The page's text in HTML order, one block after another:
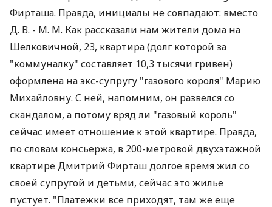
Фирташа. Правда, инициалы не совпадают: вместо
Д. В. - М. М. Как рассказали нам жители дома на
Шелковичной, 23, квартира (долг которой за
"коммуналку" составляет 10,3 тысячи гривен)
оформлена на экс-супругу "газового короля" Марию
Михайловну. С ней, напомним, он развелся со
скандалом, а потому вряд ли "газовый король"
сейчас имеет отношение к этой квартире. Правда,
по словам консьержа, в 200-метровой двухэтажной
квартире Дмитрий Фирташ долгое время жил со
своей супругой и детьми, сейчас это жилье
пустует. "Платежки все приходят, там же еще